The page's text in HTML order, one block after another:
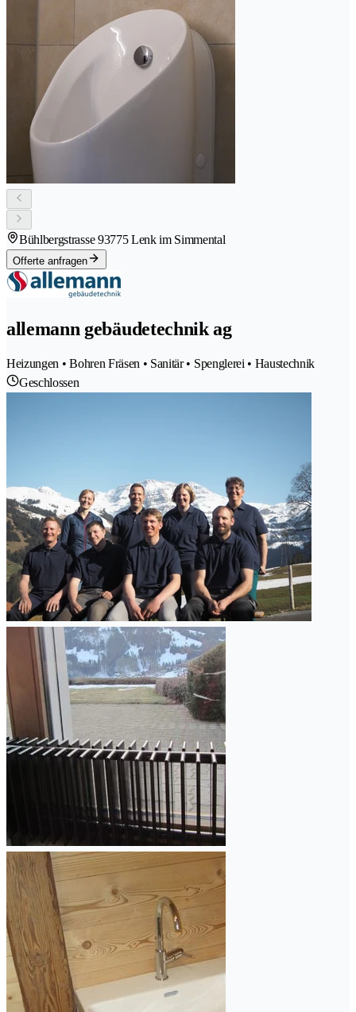
Bühlbergstrasse 93775 Lenk im Simmental
Offerte anfragen
allemann gebäudetechnik ag
Heizungen • Bohren Fräsen • Sanitär • Spenglerei • Haustechnik
Geschlossen